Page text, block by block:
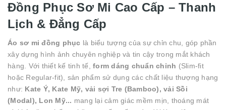
Đồng Phục Sơ Mi Cao Cấp – Thanh
Lịch & Đẳng Cấp
Áo sơ mi đồng phục là biểu tượng của sự chỉn chu, góp phần
xây dựng hình ảnh chuyên nghiệp và tin cậy trong mắt khách
hàng. Với thiết kế tinh tế, form dáng chuẩn chỉnh (Slim-fit
hoặc Regular-fit), sản phẩm sử dụng các chất liệu thượng hạng
như: Kate Ý, Kate Mỹ, vải sợi Tre (Bamboo), vải Sồi
(Modal), Lon Mỹ... mang lại cảm giác mềm mịn, thoáng mát